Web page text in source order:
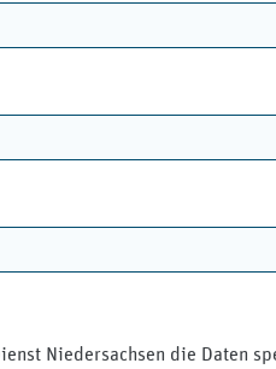
Niedersachsen die Daten